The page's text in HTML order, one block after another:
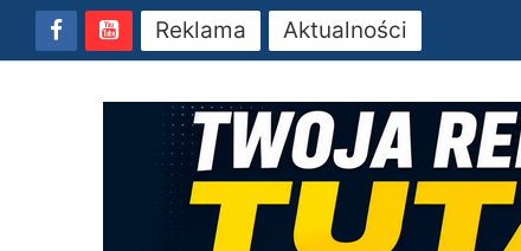
Reklama Aktualności